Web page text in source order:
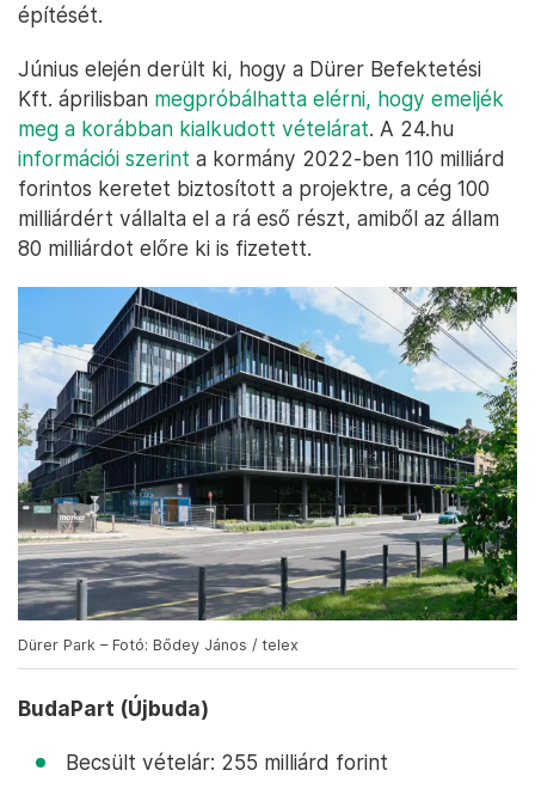
építését.
Június elején derült ki, hogy a Dürer Befektetési
Kft. áprilisban megpróbálhatta elérni, hogy emeljék
meg a korábban kialkudott vételárat. A 24.hu
információi szerint a kormány 2022-ben 110 milliárd
forintos keretet biztosított a projektre, a cég 100
milliárdért vállalta el a rá eső részt, amiből az állam
80 milliárdot előre ki is fizetett.
Dürer Park – Fotó: Bődey János / telex
BudaPart (Újbuda)
Becsült vételár: 255 milliárd forint